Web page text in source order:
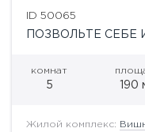
ID 50065
ПОЗВОЛЬТЕ СЕБЕ
комнат
5 190
Жилой комплекс: